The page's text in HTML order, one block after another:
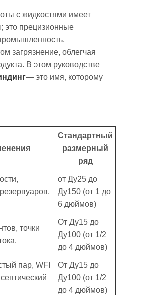
с жидкостями имеет
это прецизионные
загрязнение, облегчая
В этом руководстве
— это имя, которому
Стандартный
размерный
ряд
от Ду25 до
Ду150 (от 1 до
6 дюймов)
точки
От Ду15 до
Ду100 (от 1/2
до 4 дюймов)
пар, WFI
От Ду15 до
Ду100 (от 1/2
до 4 дюймов)